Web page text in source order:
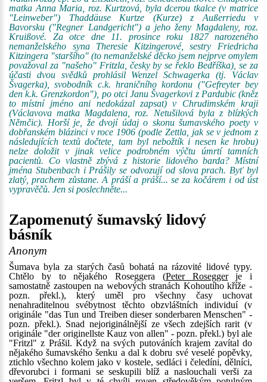
matka Anna Maria, roz. Kurtzová, byla dcerou tkalce (v matrice
"Leinweber") Thaddäuse Kurtze (Kurze) z Außerriedu v
Bavorsku ("Regner Landgericht") a jeho ženy Magdaleny, roz.
Kruißové. Za otce dne 11. prosince roku 1827 narozeného
nemanželského syna Theresie Kitzingerové, sestry Friedricha
Kitzingera "staršího" (to nemanželské děcko jsem nejprve omylem
považoval za "našeho" Fritzla, česky by se řeklo Bedříška), se za
účasti dvou svědků prohlásil Wenzel Schwagerka (tj. Václav
Švagerka), svobodník c.k. hraničního kordonu ("Gefreyter bey
den k.k. Grenzkordon"), po otci Janu Švagerkovi z Pardubic (kněz
to místní jméno ani nedokázal zapsat) v Chrudimském kraji
(Václavova matka Magdalena, roz. Netušilová byla z blízkých
Němčic). Horší je, že dvojí údaj o skonu šumavského poety v
dobřanském blázinci v roce 1906 (podle Zettla, jak se v jednom z
následujících textů dočtete, tam byl nebožtík i nesen ke hrobu)
nelze doložit v jinak velice podrobném výčtu úmrtí tamních
pacientů. Co vlastně zbývá z historie lidového barda? Místní
jména Stubenbach i Prášily se odvozují od slova prach. Byť byl
zlatý, prachem zůstane. A práší a práší... se za kočárem i od úst
vypravěčů. Jen si poslechněte...
Zapomenutý šumavský lidový
básník
Anonym
Šumava byla za starých časů bohatá na rázovité lidové typy.
Chtělo by to nějakého Roseggera (Peter Roseggerje i
samostatně zastoupen na webových stranách Kohoutího kříže -
pozn. překl.), který uměl pro všechny časy uchovat
nenahraditelnou svébytnost těchto obzvláštních individuí (v
originále "das Tun und Treiben dieser sonderbaren Menschen" -
pozn. překl.). Snad nejoriginálnější ze všech zdejších rarit (v
originále "der originellste Kauz von allen" - pozn. překl.) byl ale
"Fritzl" z Prášil. Když na svých putováních krajem zavítal do
nějakého šumavského šenku a dal k dobru své veselé popěvky,
ztichlo všechno kolem jako v kostele, sedláci i čeledíni, dělníci,
dřevorubci i formani se seskupili blíž a naslouchali verši za